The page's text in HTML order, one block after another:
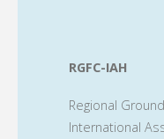
RGFC-IAH
Regional
International